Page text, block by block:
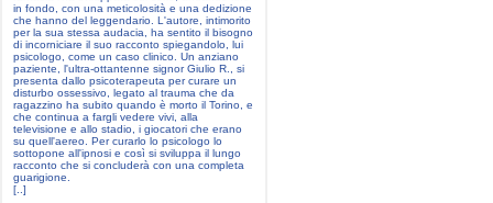
in fondo, con una meticolosità e una dedizione
che hanno del leggendario. L'autore, intimorito
per la sua stessa audacia, ha sentito il bisogno
di incorniciare il suo racconto spiegandolo, lui
psicologo, come un caso clinico. Un anziano
paziente, l'ultra-ottantenne signor Giulio R., si
presenta dallo psicoterapeuta per curare un
disturbo ossessivo, legato al trauma che da
ragazzino ha subito quando è morto il Torino, e
che continua a fargli vedere vivi, alla
televisione e allo stadio, i giocatori che erano
su quell'aereo. Per curarlo lo psicologo lo
sottopone all'ipnosi e così si sviluppa il lungo
racconto che si concluderà con una completa
guarigione.
[..]